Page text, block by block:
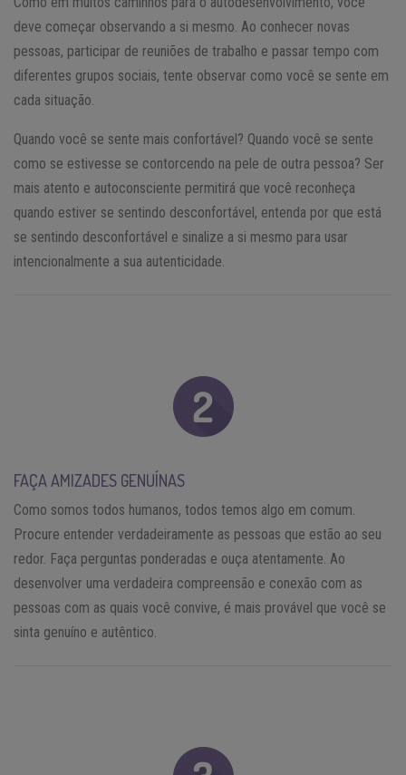
deve começar observando a si mesmo. Ao conhecer novas
pessoas, participar de reuniões de trabalho e passar tempo com
diferentes grupos sociais, tente observar como você se sente em
cada situação.
Quando você se sente mais confortável? Quando você se sente
como se estivesse se contorcendo na pele de outra pessoa? Ser
mais atento e autoconsciente permitirá que você reconheça
quando estiver se sentindo desconfortável, entenda por que está
se sentindo desconfortável e sinalize a si mesmo para usar
intencionalmente a sua autenticidade.
FAÇA AMIZADES GENUÍNAS
Como somos todos humanos, todos temos algo em comum.
Procure entender verdadeiramente as pessoas que estão ao seu
redor. Faça perguntas ponderadas e ouça atentamente. Ao
desenvolver uma verdadeira compreensão e conexão com as
pessoas com as quais você convive, é mais provável que você se
sinta genuíno e autêntico.